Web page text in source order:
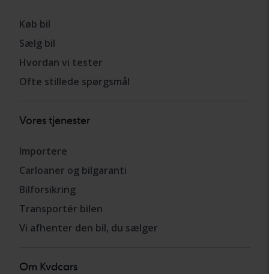
Køb bil
Sælg bil
Hvordan vi tester
Ofte stillede spørgsmål
Vores tjenester
Importere
Carloaner og bilgaranti
Bilforsikring
Transportér bilen
Vi afhenter den bil, du sælger
Om Kvdcars